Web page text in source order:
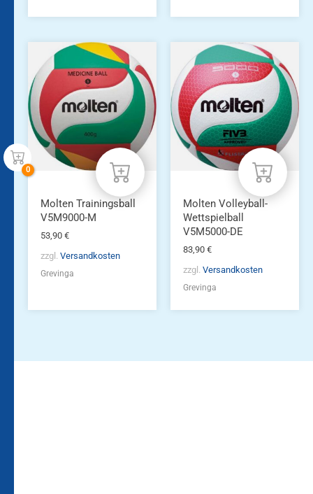
Molten Trainingsball
V5M9000-M
53,90 €
zzgl. Versandkosten
Grevinga
Molten Volleyball-
Wettspielball
V5M5000-DE
83,90 €
zzgl. Versandkosten
Grevinga